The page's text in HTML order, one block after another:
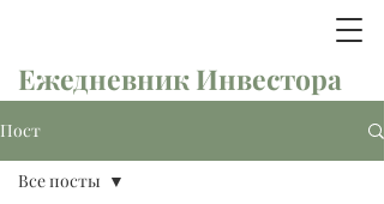
Ежедневник Инвестора
Пост
Все посты